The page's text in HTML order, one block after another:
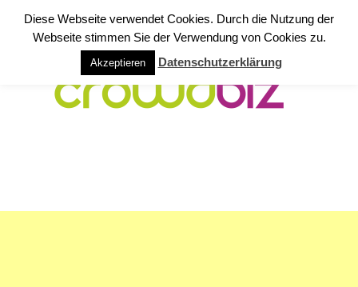
Diese Webseite verwendet Cookies. Durch die Nutzung der
Webseite stimmen Sie der Verwendung von Cookies zu.
Akzeptieren Datenschutzerklärung